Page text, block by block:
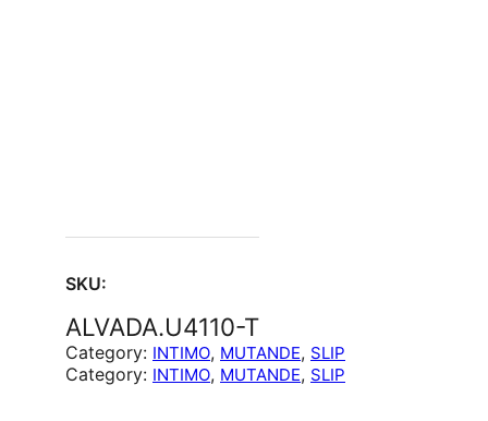
SKU:
ALVADA.U4110-T
Category: INTIMO, MUTANDE, SLIP
Category: INTIMO, MUTANDE, SLIP